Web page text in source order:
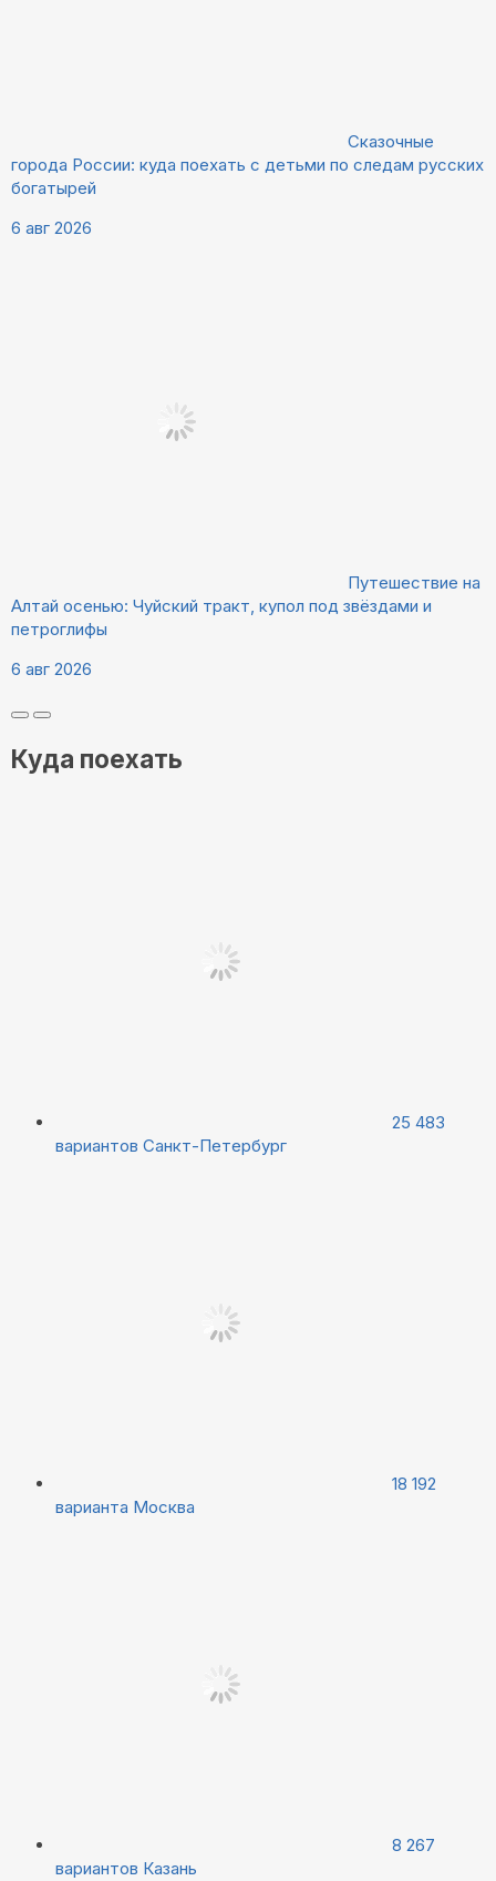
Сказочные
города России: куда поехать с детьми по следам русских
богатырей
6 авг 2026
Путешествие на
Алтай осенью: Чуйский тракт, купол под звёздами и
петроглифы
6 авг 2026
Куда поехать
25 483
вариантов Санкт-Петербург
18 192
варианта Москва
8 267
вариантов Казань